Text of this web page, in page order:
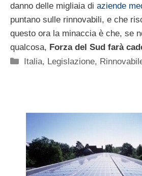
danno delle migliaia di aziende
puntano sulle rinnovabili, e che
questo ora la minaccia è che, se
qualcosa, Forza del Sud farà
Categorie
Italia, Legislazione,